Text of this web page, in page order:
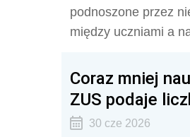
podnoszone przez
między uczniami a
Coraz mniej
ZUS podaje
30 cze 2026